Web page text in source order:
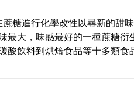
糖進行化學改性以尋新的甜
最大，味感最好的一種蔗糖衍
酸飲料到烘焙食品等十多類食